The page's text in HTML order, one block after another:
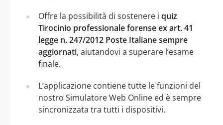
Offre la possibilità di sostenere i quiz
Tirocinio professionale forense ex art. 41
legge n. 247/2012 Poste Italiane sempre
aggiornati, aiutandovi a superare l’esame
finale.
L’applicazione contiene tutte le funzioni del
nostro Simulatore Web Online ed è sempre
sincronizzata tra tutti i dispositivi.